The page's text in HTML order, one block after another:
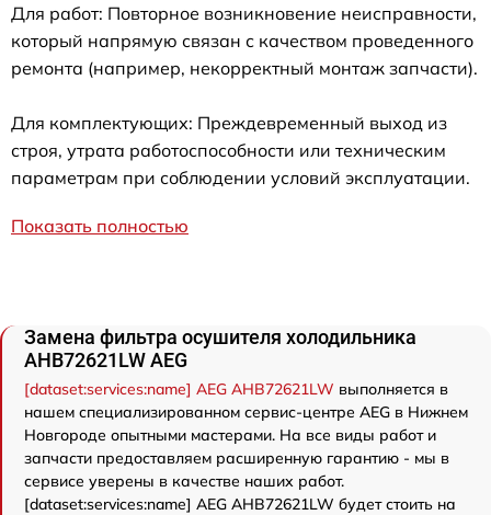
Для работ: Повторное возникновение неисправности,
который напрямую связан с качеством проведенного
ремонта (например, некорректный монтаж запчасти).
Для комплектующих: Преждевременный выход из
строя, утрата работоспособности или техническим
параметрам при соблюдении условий эксплуатации.
Показать полностью
Замена фильтра осушителя холодильника
AHB72621LW AEG
[dataset:services:name] AEG AHB72621LW выполняется в
нашем специализированном сервис-центре AEG в Нижнем
Новгороде опытными мастерами. На все виды работ и
запчасти предоставляем расширенную гарантию - мы в
сервисе уверены в качестве наших работ.
[dataset:services:name] AEG AHB72621LW будет стоить на